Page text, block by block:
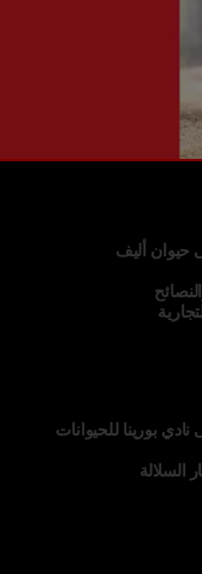
حيوان أليف
نادي بورينا للحيوانات
السلالة